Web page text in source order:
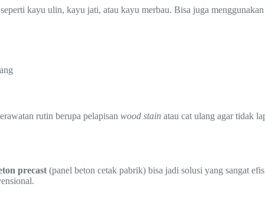
kayu ulin, kayu jati, atau kayu merbau. Bisa juga menggunakan
rutin berupa pelapisan wood stain atau cat ulang agar tidak
precast (panel beton cetak pabrik) bisa jadi solusi yang sangat